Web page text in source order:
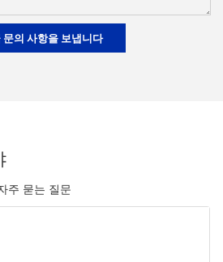
문의 사항을 보냅니다
주 묻는 질문